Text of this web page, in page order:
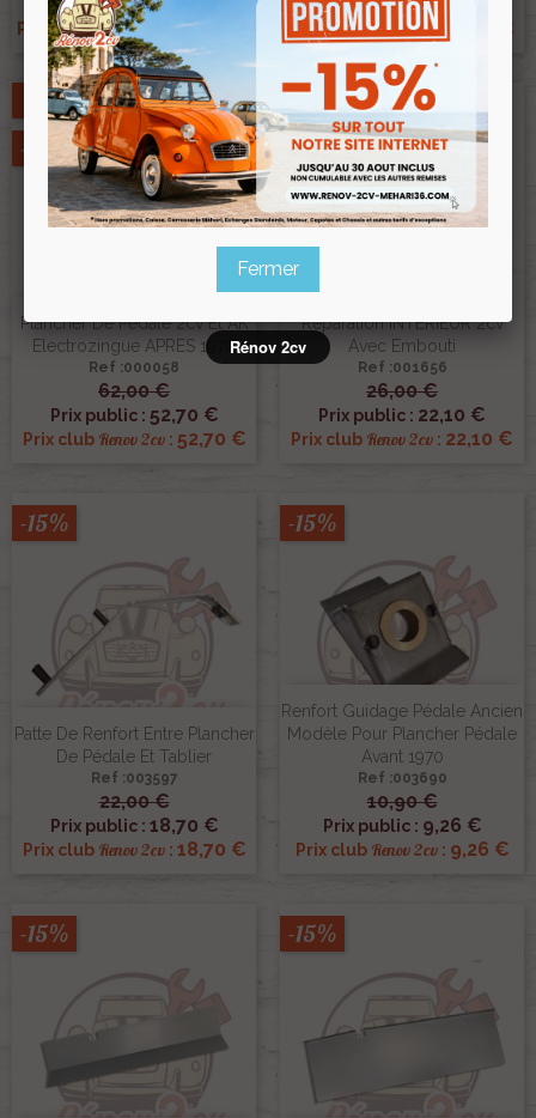
Prix public :
Prix clubRenov 2cv 134,30 €
Prix public :
Prix clubRenov 2cv:52,70 €
Plancher De Pedale 2cv Et AK
Electrozingue APRES 1970
Ref :000058
62,00 €
Prix public : 52,70 €
Prix club Renov 2cv: 52,70 €
Promo !
-15%
Reparation INTERIEUR 2cv
Avec Embouti
Ref :001656
26,00 €
Prix public : 22,10 €
Prix club Renov 2cv : 22,10 €
-15%
Patte De Renfort Entre Plancher
De Pédale Et Tablier
Ref :003597
22,00 €
Prix public : 18,70 €
Prix club Renov 2cv: 18,70 €
-15%
Renfort Guidage Pédale Ancien
Modèle Pour Plancher Pédale
Avant 1970
Ref :003690
10,90 €
Prix public : 9,26 €
Prix club Renov 2cv: 9,26 €
-15%
-15% -15%
Fermer
Rénov 2cv